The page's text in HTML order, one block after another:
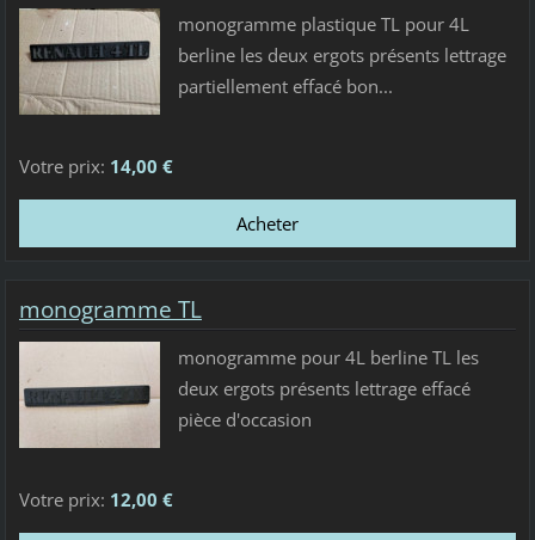
monogramme plastique TL pour 4L
berline les deux ergots présents lettrage
partiellement effacé bon...
Votre prix: 14,00 €
monogramme TL
monogramme pour 4L berline TL les
deux ergots présents lettrage effacé
pièce d'occasion
Votre prix: 12,00 €